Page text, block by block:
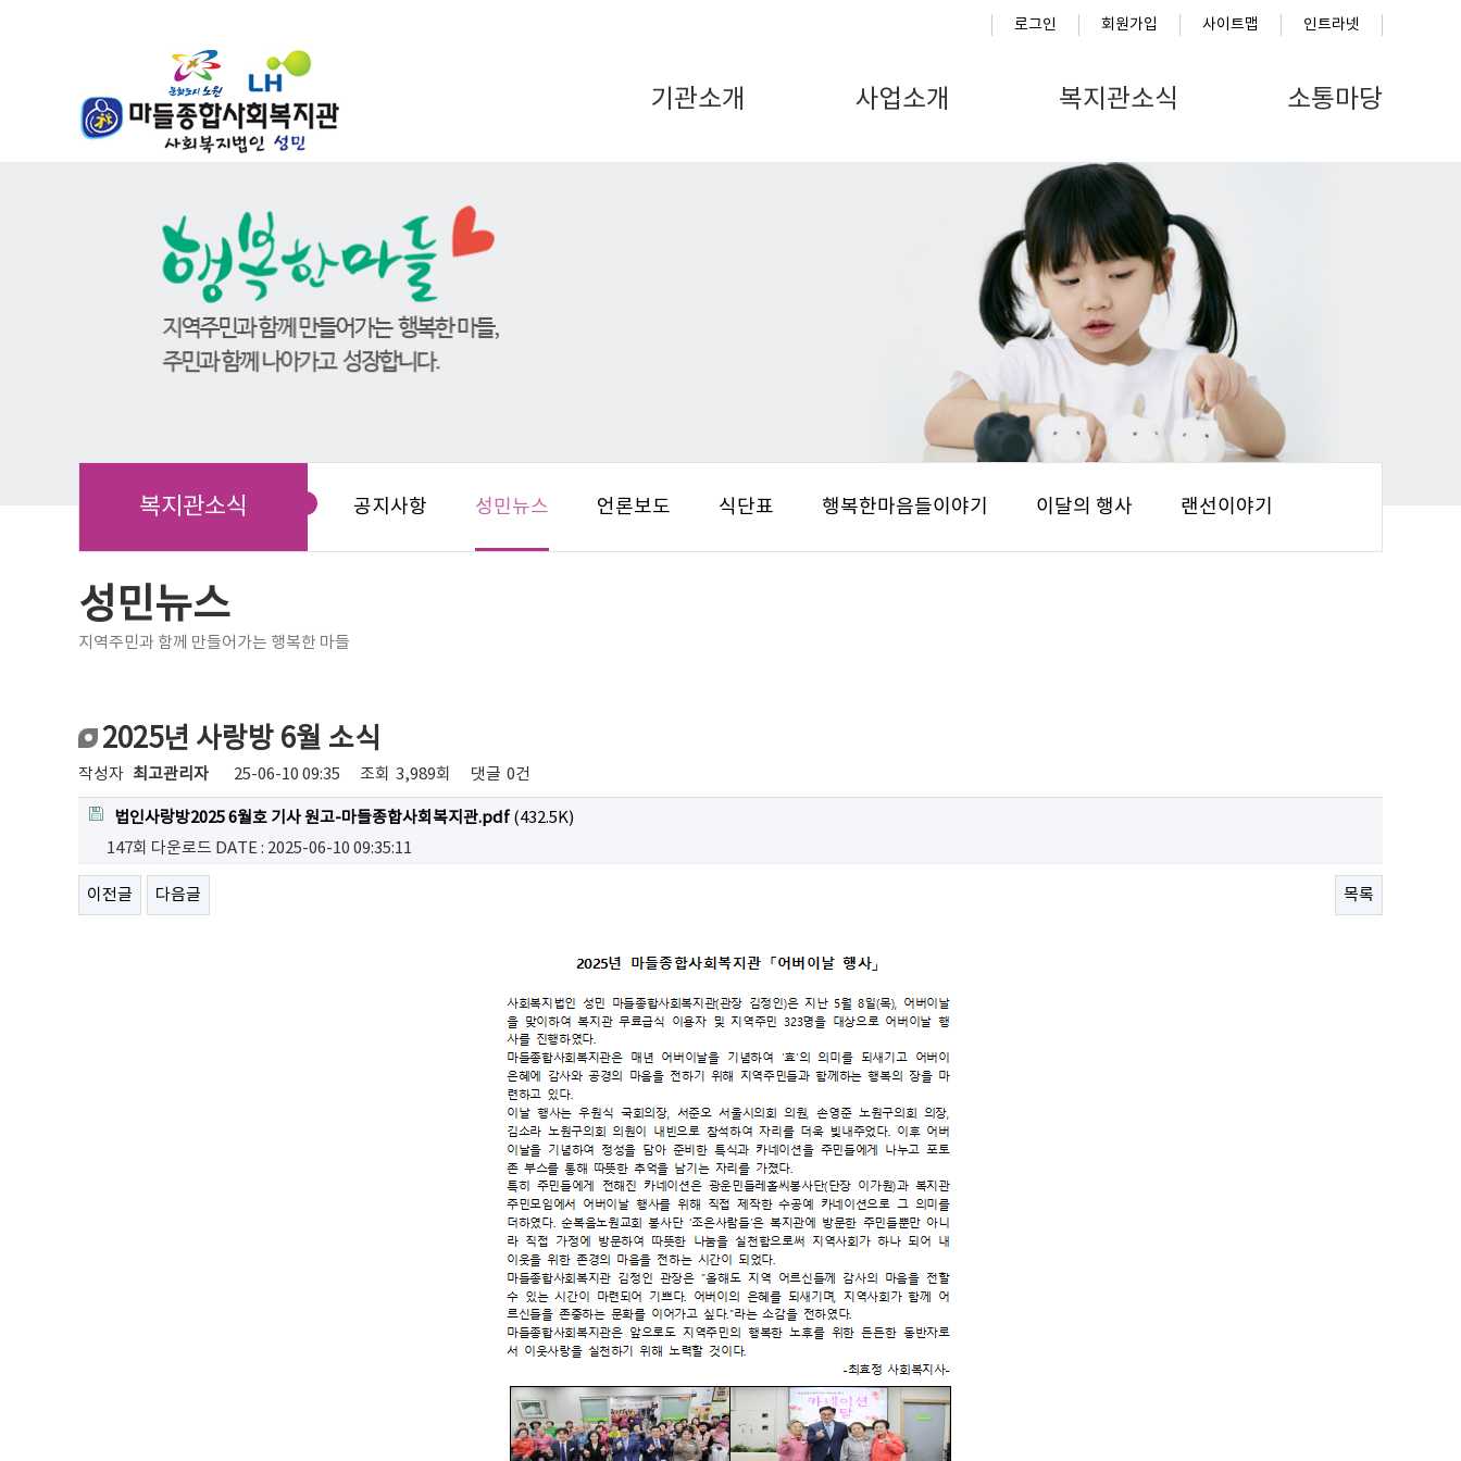
로그인 회원가입 사이트맵 인트라넷
기관소개 사업소개 복지관소식 소통마당
복지관소식 공지사항 성민뉴스 언론보도 식단표 행복한마음들이야기 이달의 행사 랜선이야기
성민뉴스
지역주민과 함께 만들어가는 행복한 마들
2025년 사랑방 6월 소식
작성자 최고관리자 25-06-10 09:35 조회 3,989회 댓글 0건
법인사랑방2025 6월호 기사 원고-마들종합사회복지관.pdf (432.5K)
147회 다운로드 DATE : 2025-06-10 09:35:11
이전글 다음글 목록